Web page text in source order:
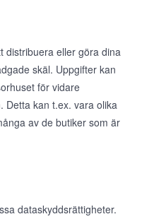
distribuera eller göra dina
skäl. Uppgifter kan
för vidare
Detta kan t.ex. vara olika
av de butiker som är
dataskyddsrättigheter.